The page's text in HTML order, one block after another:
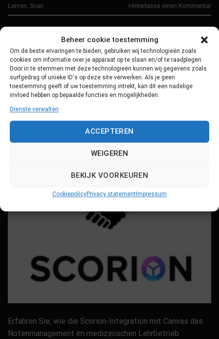
Beheer cookie toestemming
Om de beste ervaringen te bieden, gebruiken wij technologieën zoals
cookies om informatie over je apparaat op te slaan en/of te raadplegen.
Door in te stemmen met deze technologieën kunnen wij gegevens zoals
surfgedrag of unieke ID's op deze site verwerken. Als je geen
toestemming geeft of uw toestemming intrekt, kan dit een nadelige
invloed hebben op bepaalde functies en mogelijkheden.
Dienste verwalten
ACCEPTEREN
WEIGEREN
BEKIJK VOORKEUREN
CookiepolicyPrivacy statement Impressum
Lernen Scan Hinterlasse einen Kommentar
Scorion Integration mit dem
Canvas Notenbuch!
VERÖFFENTLICHT AM21/10/2025 VONROEL SMABERS
Erfahren Sie, wie die Scorion-Integration mit Canvas das
Notenmanagement im medizinischen Lehrbetrieb